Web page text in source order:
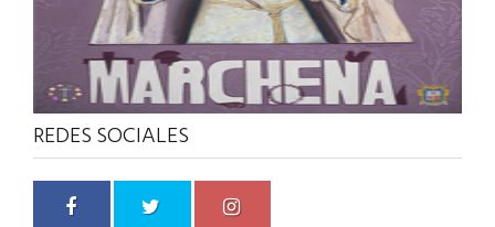
REDES SOCIALES